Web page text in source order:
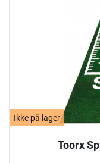
Ikke på lager
Toorx